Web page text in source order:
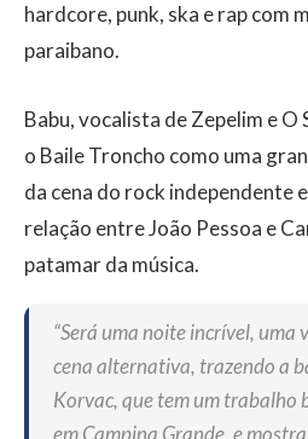
hardcore, punk, ska e rap com
paraibano.
Babu, vocalista de Zepelim e
o Baile Troncho como uma
da cena do rock independente
relação entre João Pessoa e
patamar da música.
“Será uma noite incrível, uma
cena alternativa, trazendo a
Korvac, que tem um trabalho
em Campina Grande, e